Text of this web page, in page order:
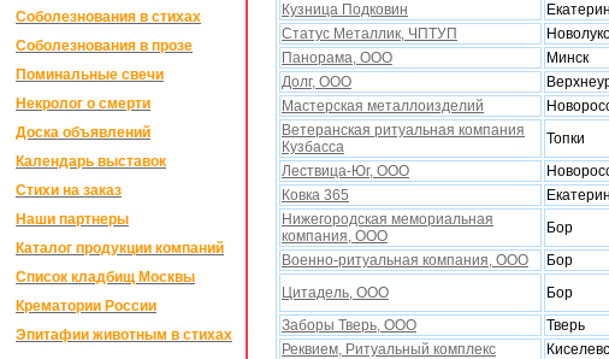
Соболезнования в стихах
Соболезнования в прозе
Поминальные свечи
Некролог о смерти
Доска объявлений
Календарь выставок
Стихи на заказ
Наши партнеры
Каталог продукции компаний
Список кладбищ Москвы
Крематории России
Эпитафии животным в стихах
Кузница Подковин
Статус Металлик, ЧПТУП
Панорама, ООО
Минск
Долг, ООО
Мастерская металлоизделий
Ветеранская ритуальная компания
Кузбасса
Топки
Лествица-Юг, ООО
Ковка 365
Нижегородская мемориальная
компания, ООО
Бор
Военно-ритуальная компания, ООО
Бор
Цитадель, ООО
Бор
Заборы Тверь, ООО
Тверь
Реквием, Ритуальный комплекс